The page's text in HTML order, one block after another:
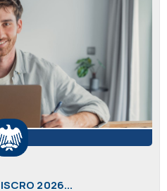
2026...